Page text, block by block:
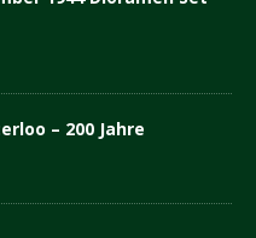
– 200 Jahre